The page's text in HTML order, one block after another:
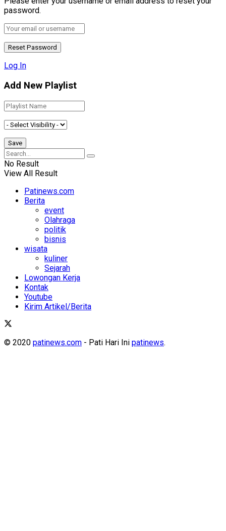
password.
Log In
Add New Playlist
No Result
View All Result
Patinews.com
Berita
event
Olahraga
politik
bisnis
wisata
kuliner
Sejarah
Lowongan Kerja
Kontak
Youtube
Kirim Artikel/Berita
© 2020 patinews.com - Pati Hari Ini patinews.